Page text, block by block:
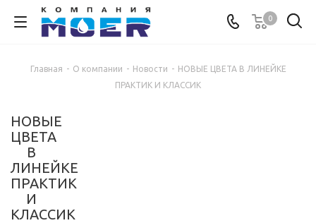
0
Главная - О компании - Новости - НОВЫЕ ЦВЕТА В ЛИНЕЙКЕ
ПРАКТИК И КЛАССИК
НОВЫЕ
ЦВЕТА
В
ЛИНЕЙКЕ
ПРАКТИК
И
КЛАССИК